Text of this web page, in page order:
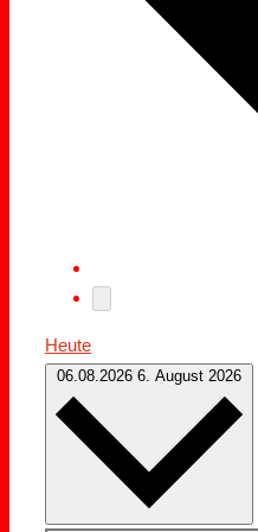
Heute
06.08.2026 6. August 2026